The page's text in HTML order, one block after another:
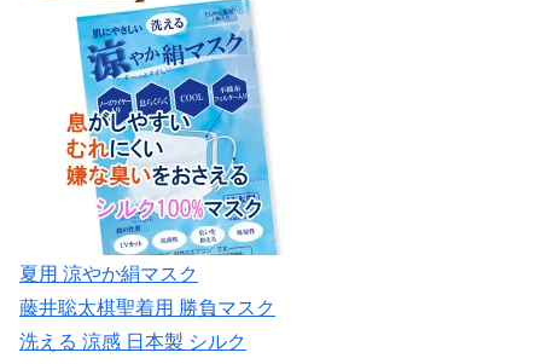
夏用 涼やか絹マスク
藤井聡太棋聖着用 勝負マスク
洗える 涼感 日本製 シルク